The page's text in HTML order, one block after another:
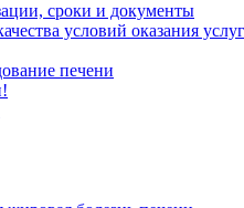
сроки и документы
условий оказания услуг
печени